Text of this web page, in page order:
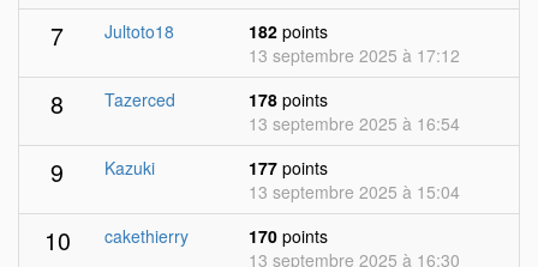
7 Jultoto18 182 points
13 septembre 2025 à 17:12
8 Tazerced 178 points
13 septembre 2025 à 16:54
9 Kazuki 177 points
13 septembre 2025 à 15:04
10 cakethierry 170 points
13 septembre 2025 à 16:30